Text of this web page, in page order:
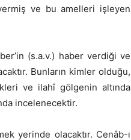
ve bu amelleri işleyen
(s.a.v.) haber verdiği ve
Bunların kimler olduğu,
ve ilahî gölgenin altında
incelenecektir.
yerinde olacaktır. Cenâb-ı